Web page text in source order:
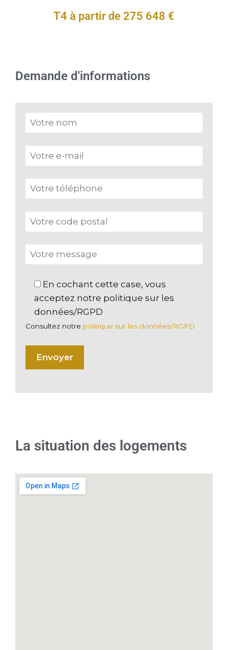
T4 à partir de 275 648 €
Demande d'informations
En cochant cette case, vous
acceptez notre politique sur les
données/RGPD
Consultez notre politique sur les données/RGPD
La situation des logements